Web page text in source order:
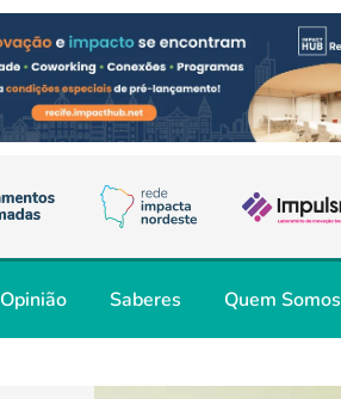
Opinião Saberes Quem Somos